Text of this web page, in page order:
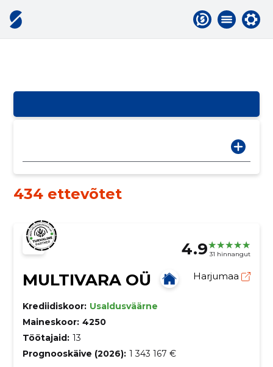
434 ettevõtet
4.9 31 hinnangut
MULTIVARA OÜ Harjumaa
Krediidiskoor: Usaldusväärne
Maineskoor: 4250
Töötajaid: 13
Prognooskäive (2026): 1 343 167 €